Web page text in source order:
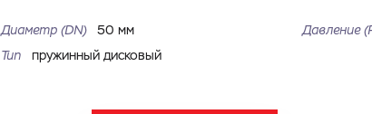
Диаметр (DN) 50 мм Давление
Тип
пружинный дисковый